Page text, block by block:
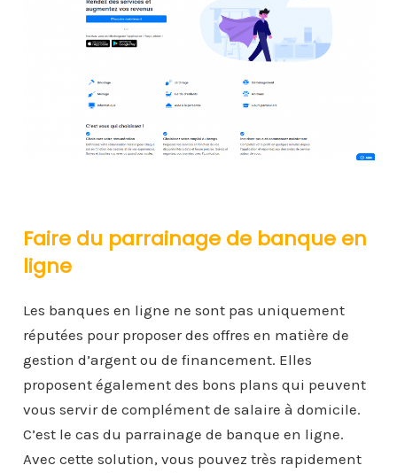
Faire du parrainage de banque en
ligne
Les banques en ligne ne sont pas uniquement
réputées pour proposer des offres en matière de
gestion d’argent ou de financement. Elles
proposent également des bons plans qui peuvent
vous servir de complément de salaire à domicile.
C’est le cas du parrainage de banque en ligne.
Avec cette solution, vous pouvez très rapidement